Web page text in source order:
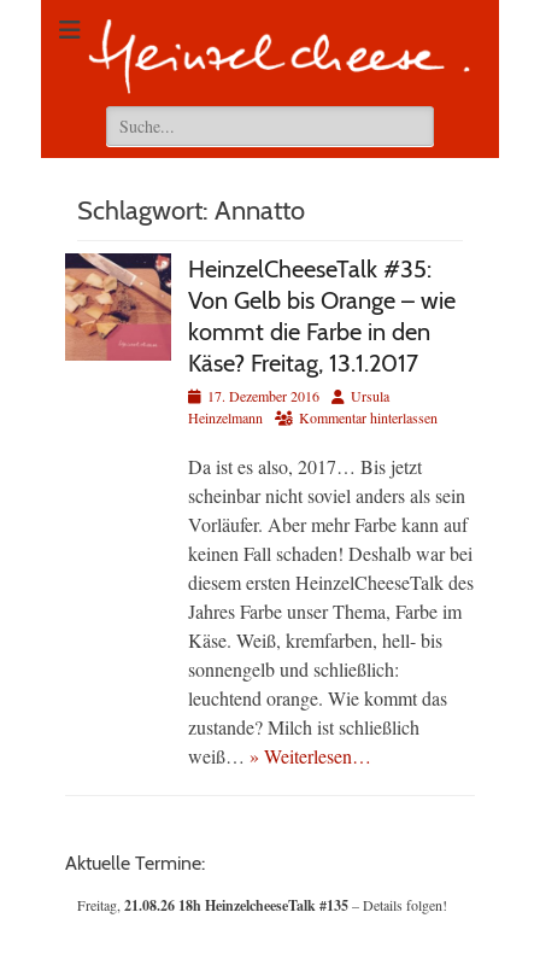
Suchen
nach:
Schlagwort: Annatto
HeinzelCheeseTalk #35:
Von Gelb bis Orange – wie
kommt die Farbe in den
Käse? Freitag, 13.1.2017
Veröffentlicht
am
17. Dezember 2016 AutorUrsula
Heinzelmann
Kommentar hinterlassen
Da ist es also, 2017… Bis jetzt
scheinbar nicht soviel anders als sein
Vorläufer. Aber mehr Farbe kann auf
keinen Fall schaden! Deshalb war bei
diesem ersten HeinzelCheeseTalk des
Jahres Farbe unser Thema, Farbe im
Käse. Weiß, kremfarben, hell- bis
sonnengelb und schließlich:
leuchtend orange. Wie kommt das
zustande? Milch ist schließlich
weiß… » Weiterlesen…
Aktuelle Termine:
Freitag,21.08.26 18h HeinzelcheeseTalk #135– Details folgen!